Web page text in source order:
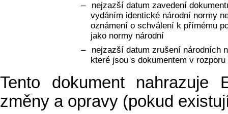
–
nejzazší datum zavedení
vydáním identické národní normy
oznámení o schválení k přímému
jako normy národní
–
nejzazší datum zrušení národních
které jsou s dokumentem v rozporu
Tento dokument nahrazuje
změny a opravy (pokud